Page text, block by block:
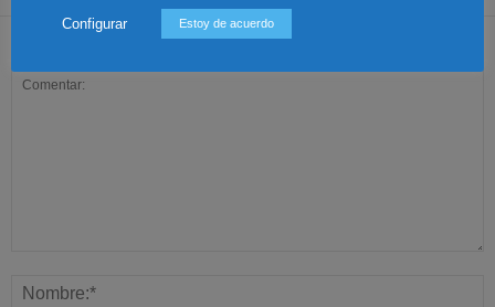
Dejar una respuesta
Configurar Estoy de acuerdo